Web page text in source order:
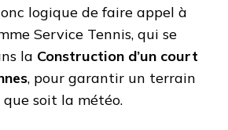
logique de faire appel à
Service Tennis, qui se
la Construction d’un court
, pour garantir un terrain
soit la météo.